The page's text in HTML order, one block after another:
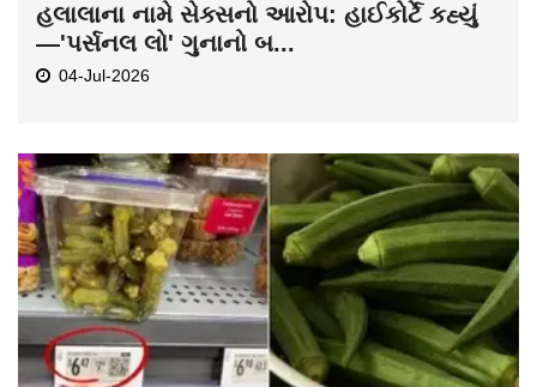
હલાલાના નામે સેક્સનો આરોપ: હાઈકોર્ટે કહ્યું
—'પર્સનલ લો' ગુનાનો બ...
04-Jul-2026